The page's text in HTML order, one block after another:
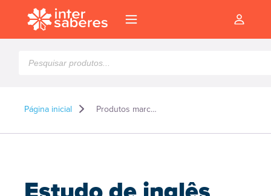
produtos
Página inicial Produtos marcados como “Estudo de inglês”